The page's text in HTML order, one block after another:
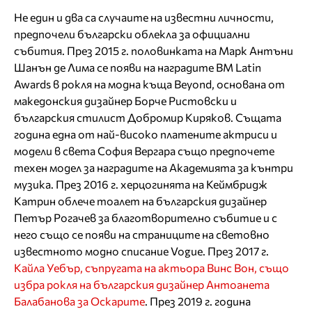
Не един и два са случаите на известни личности,
предпочели български облекла за официални
събития. През 2015 г. половинката на Марк Антъни
Шанън де Лима се появи на наградите BM Latin
Awards в рокля на модна къща Beyond, основана от
македонския дизайнер Борче Ристовски и
българския стилист Добромир Киряков. Същата
година една от най-високо платените актриси и
модели в света София Вергара също предпочете
техен модел за наградите на Академията за кънтри
музика. През 2016 г. херцогинята на Кеймбридж
Катрин облече тоалет на българския дизайнер
Петър Рогачев за благотворително събитие и с
него също се появи на страниците на световно
известното модно списание Vogue. През 2017 г.
Кайла Уебър, съпругата на актьора Винс Вон, също
избра рокля на българския дизайнер Антоанета
Балабанова за Оскарите . През 2019 г. година